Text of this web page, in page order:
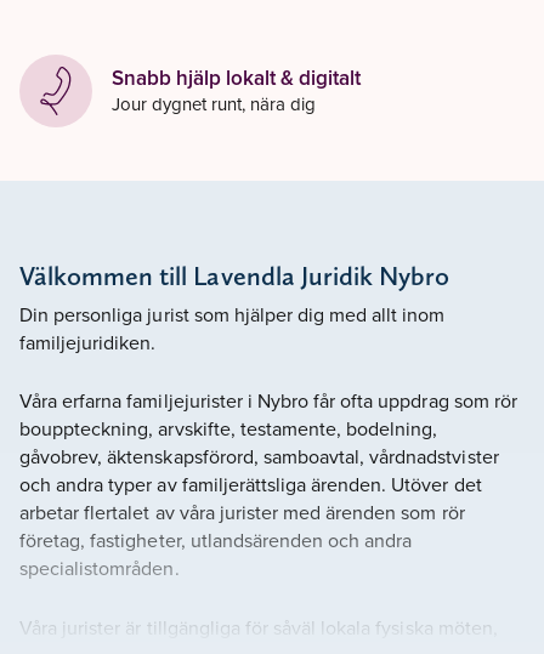
Snabb hjälp lokalt & digitalt
Jour dygnet runt, nära dig
Välkommen till Lavendla Juridik Nybro
Din personliga jurist som hjälper dig med allt inom
familjejuridiken.
Våra erfarna familjejurister i Nybro får ofta uppdrag som rör
bouppteckning, arvskifte, testamente, bodelning,
gåvobrev, äktenskapsförord, samboavtal, vårdnadstvister
och andra typer av familjerättsliga ärenden. Utöver det
arbetar flertalet av våra jurister med ärenden som rör
företag, fastigheter, utlandsärenden och andra
specialistområden.
Våra jurister är tillgängliga för såväl lokala fysiska möten,